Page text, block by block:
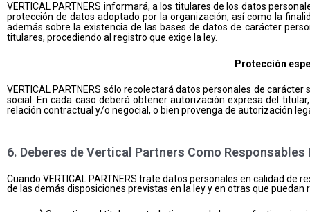
VERTICAL PARTNERS informará, a los titulares de los datos
protección de datos adoptado por la organización, así como la
además sobre la existencia de las bases de datos de carácter
titulares, procediendo al registro que exige la ley.
Protección
VERTICAL PARTNERS sólo recolectará datos personales de
social. En cada caso deberá obtener autorización expresa del
relación contractual y/o negocial, o bien provenga de autorización
6. Deberes de Vertical Partners Como
Cuando VERTICAL PARTNERS trate datos personales en calidad
de las demás disposiciones previstas en la ley y en otras que puedan